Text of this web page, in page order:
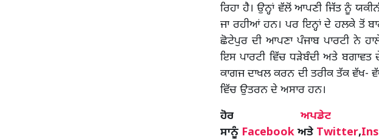
ਰਿਹਾ ਹੈ। ਉਨ੍ਹਾਂ ਵੱਲੋਂ ਆਪਣੀ ਜਿੱਤ ਨੂੰ
ਜਾ ਰਹੀਆਂ ਹਨ। ਪਰ ਇਨ੍ਹਾਂ ਦੇ ਹਲਕੇ ਤੋਂ
ਛੋਟੇਪੁਰ ਦੀ ਆਪਣਾ ਪੰਜਾਬ ਪਾਰਟੀ ਨੇ
ਇਸ ਪਾਰਟੀ ਵਿੱਚ ਧੜੇਬੰਦੀ ਅਤੇ
ਕਾਗਜ ਦਾਖਲ ਕਰਨ ਦੀ ਤਰੀਕ ਤੱਕ ਵੱਖ-
ਵਿੱਚ ਉਤਰਨ ਦੇ ਅਸਾਰ ਹਨ।
ਹੋਰਅਪਡੇਟ
ਸਾਨੂੰ Facebook ਅਤੇ Twitter,